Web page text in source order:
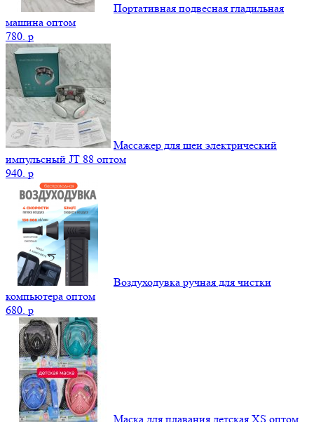
Портативная подвесная гладильная
машина оптом
780. p
Массажер для шеи электрический
импульсный JT 88 оптом
940. p
Воздуходувка ручная для чистки
компьютера оптом
680. p
Маска для плавания детская XS оптом